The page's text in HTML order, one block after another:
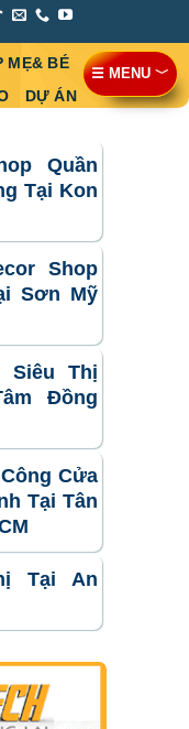
MẸ& BÉ
DỰ ÁN
Quần
Tại Kon
Shop
Sơn Mỹ
Siêu Thị
Đồng
Cửa
Tại Tân
Tại An
☰ MENU ﹀